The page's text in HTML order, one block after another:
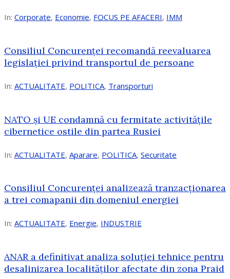
In: Corporate, Economie, FOCUS PE AFACERI, IMM
Consiliul Concurenței recomandă reevaluarea
legislației privind transportul de persoane
In: ACTUALITATE, POLITICA, Transporturi
NATO și UE condamnă cu fermitate activitățile
cibernetice ostile din partea Rusiei
In: ACTUALITATE, Aparare, POLITICA, Securitate
Consiliul Concurenţei analizează tranzacționarea
a trei comapanii din domeniul energiei
In: ACTUALITATE, Energie, INDUSTRIE
ANAR a definitivat analiza soluției tehnice pentru
desalinizarea localităților afectate din zona Praid